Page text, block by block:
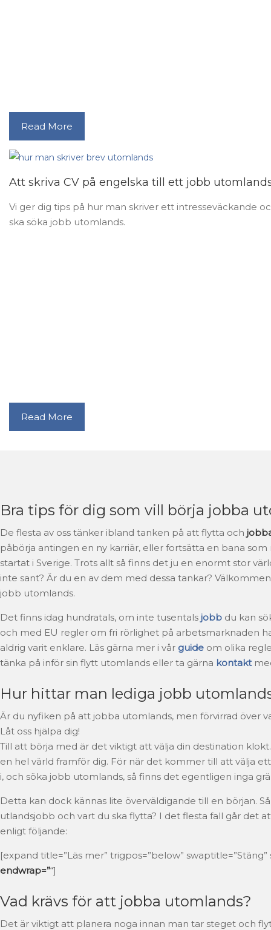
Read More
Att skriva CV på engelska till ett jobb
Vi ger dig tips på hur man skriver ett intresseväckande
ska söka jobb utomlands.
Read More
Bra tips för dig som vill börja jobba
De flesta av oss tänker ibland tanken på att flytta och
påbörja antingen en ny karriär, eller fortsätta en bana som
startat i Sverige. Trots allt så finns det ju en enormt stor
inte sant? Är du en av dem med dessa tankar?
jobb utomlands.
Det finns idag hundratals, om inte tusentals jobb du kan
och med EU regler om fri rörlighet på arbetsmarknaden
aldrig varit enklare. Läs gärna mer i vår guide om olika
tänka på inför sin flytt utomlands eller ta gärna kontakt
Hur hittar man lediga jobb
Är du nyfiken på att jobba utomlands, men förvirrad över
Låt oss hjälpa dig!
Till att börja med är det viktigt att välja din destination
en hel värld framför dig. För när det kommer till att välja
i, och söka jobb utomlands, så finns det egentligen inga
Detta kan dock kännas lite överväldigande till en början.
utlandsjobb och vart du ska flytta? I det flesta fall går det
enligt följande:
[expand title=”Läs mer” trigpos=”below” swaptitle=”Stäng”
endwrap=”“]
Vad krävs för att jobba utomlands?
Det är viktigt att planera noga innan man tar steget och